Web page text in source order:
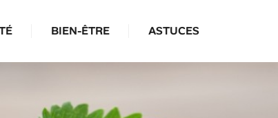
BIEN-ÊTRE ASTUCES